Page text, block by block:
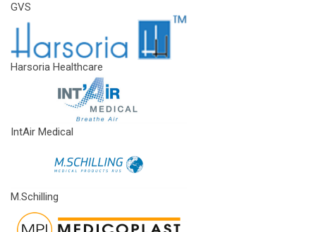
GVS
Harsoria Healthcare
IntAir Medical
M.Schilling